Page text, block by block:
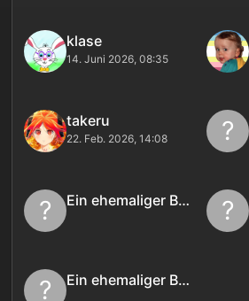
klase
14. Juni 2026, 08:35
takeru
22. Feb. 2026, 14:08 ?
? Ein ehemaliger Benutzer ?
? Ein ehemaliger Benutzer